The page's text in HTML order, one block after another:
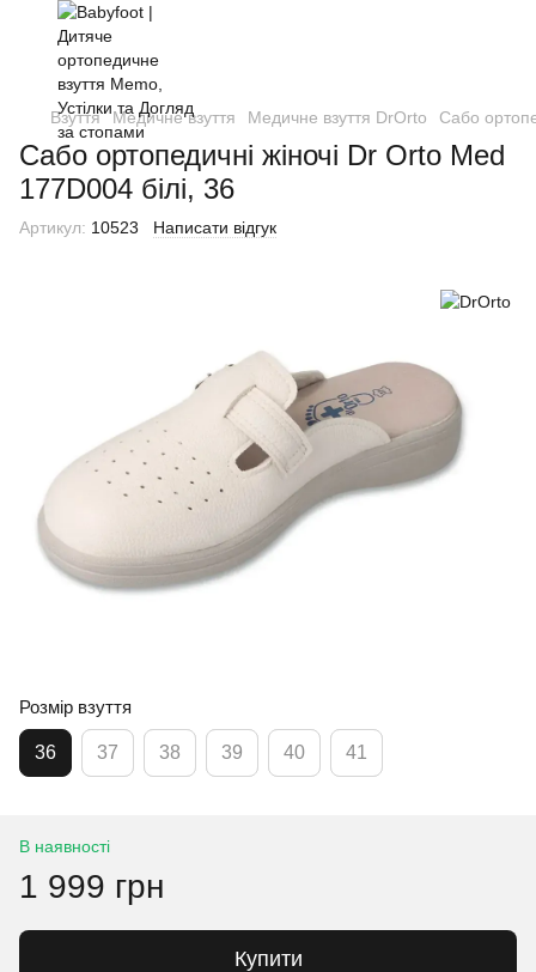
Взуття Медичне взуття Медичне взуття DrOrto Сабо
Сабо ортопедичні жіночі Dr Orto Med
177D004 білі, 36
Артикул: 10523 Написати відгук
Розмір взуття
36 37 38 39 40 41
В наявності
1 999 грн
Купити